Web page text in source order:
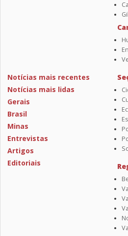
Notícias mais recentes
Notícias mais lidas
Gerais
Brasil
Minas
Entrevistas
Artigos
Editoriais